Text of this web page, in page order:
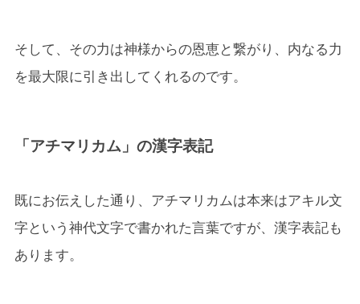
そして、その力は神様からの恩恵と繋がり、内なる力
を最大限に引き出してくれるのです。
「アチマリカム」の漢字表記
既にお伝えした通り、アチマリカムは本来はアキル文
字という神代文字で書かれた言葉ですが、漢字表記も
あります。